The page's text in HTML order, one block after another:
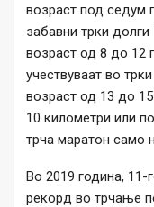
возраст под седум
забавни трки
возраст од 8 до 12
учествуваат во
возраст од 13 до
10 километри или
трча маратон само
Во 2019 година, 11-
рекорд во трчање